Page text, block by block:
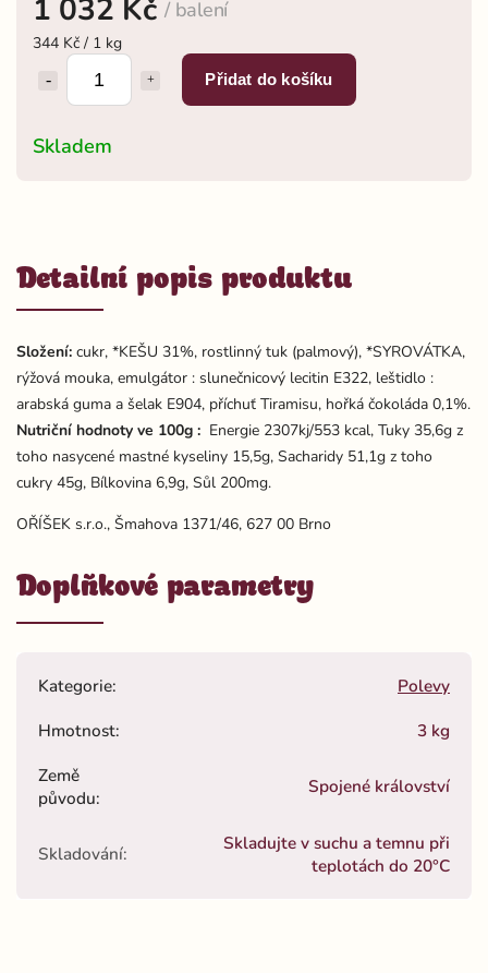
1 032 Kč/ balení
344 Kč / 1 kg
Přidat do košíku
Skladem
Detailní popis produktu
Složení: cukr, *KEŠU 31%, rostlinný tuk (palmový), *SYROVÁTKA,
rýžová mouka, emulgátor : slunečnicový lecitin E322, leštidlo :
arabská guma a šelak E904, příchuť Tiramisu, hořká čokoláda 0,1%.
Nutriční hodnoty ve 100g : Energie 2307kj/553 kcal, Tuky 35,6g z
toho nasycené mastné kyseliny 15,5g, Sacharidy 51,1g z toho
cukry 45g, Bílkovina 6,9g, Sůl 200mg.
OŘÍŠEK s.r.o., Šmahova 1371/46, 627 00 Brno
Doplňkové parametry
Kategorie:
Polevy
Hmotnost:
3 kg
Země
původu:
Spojené království
Skladování:
Skladujte v suchu a temnu při
teplotách do 20°C